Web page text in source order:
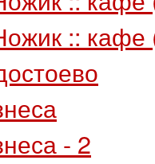
:: кафе
- 2